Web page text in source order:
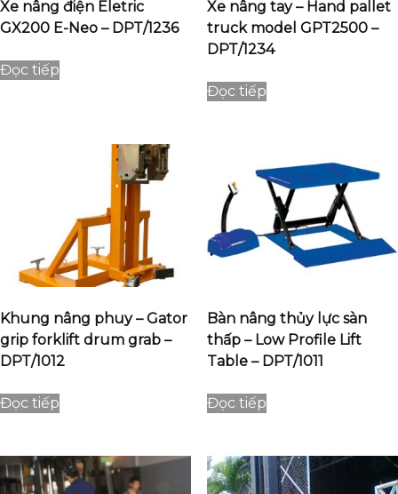
Xe nâng điện Eletric
GX200 E-Neo – DPT/1236
Đọc tiếp
Xe nâng tay – Hand pallet
truck model GPT2500 –
DPT/1234
Đọc tiếp
Khung nâng phuy – Gator
grip forklift drum grab –
DPT/1012
Đọc tiếp
Bàn nâng thủy lực sàn
thấp – Low Profile Lift
Table – DPT/1011
Đọc tiếp